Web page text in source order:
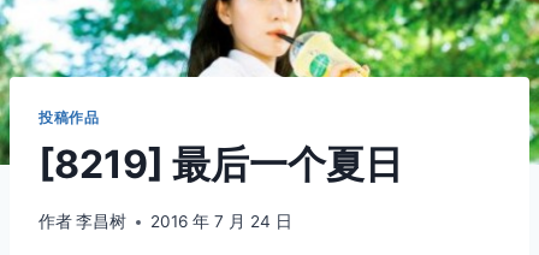
投稿作品
[8219] 最后一个夏日
作者李昌树 2016 年 7 月 24 日